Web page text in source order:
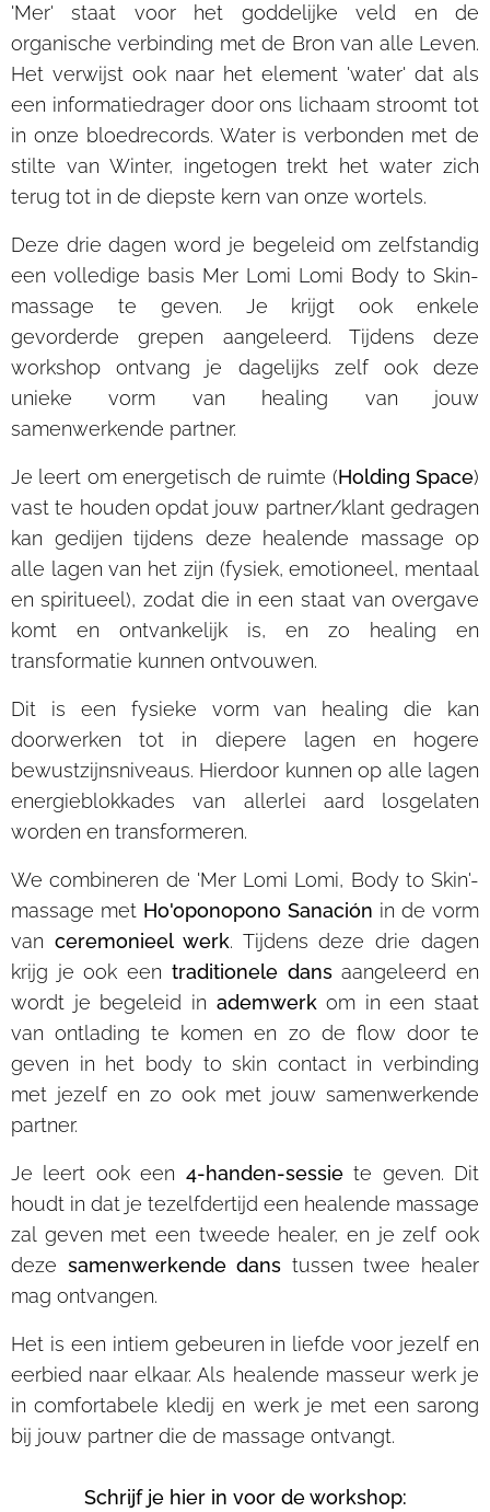
'Mer' staat voor het goddelijke veld en de
organische verbinding met de Bron van alle Leven.
Het verwijst ook naar het element 'water' dat als
een informatiedrager door ons lichaam stroomt tot
in onze bloedrecords. Water is verbonden met de
stilte van Winter, ingetogen trekt het water zich
terug tot in de diepste kern van onze wortels.
Deze drie dagen word je begeleid om zelfstandig
een volledige basis Mer Lomi Lomi Body to Skin-
massage te geven. Je krijgt ook enkele
gevorderde grepen aangeleerd. Tijdens deze
workshop ontvang je dagelijks zelf ook deze
unieke vorm van healing van jouw
samenwerkende partner.
Je leert om energetisch de ruimte (Holding Space)
vast te houden opdat jouw partner/klant gedragen
kan gedijen tijdens deze healende massage op
alle lagen van het zijn (fysiek, emotioneel, mentaal
en spiritueel), zodat die in een staat van overgave
komt en ontvankelijk is, en zo healing en
transformatie kunnen ontvouwen.
Dit is een fysieke vorm van healing die kan
doorwerken tot in diepere lagen en hogere
bewustzijnsniveaus. Hierdoor kunnen op alle lagen
energieblokkades van allerlei aard losgelaten
worden en transformeren.
We combineren de 'Mer Lomi Lomi, Body to Skin'-
massage met Ho'oponopono Sanación in de vorm
van ceremonieel werk. Tijdens deze drie dagen
krijg je ook een traditionele dansaangeleerd en
wordt je begeleid in ademwerkom in een staat
van ontlading te komen en zo de flow door te
geven in het body to skin contact in verbinding
met jezelf en zo ook met jouw samenwerkende
partner.
Je leert ook een 4-handen-sessiete geven. Dit
houdt in dat je tezelfdertijd een healende massage
zal geven met een tweede healer, en je zelf ook
deze samenwerkende dans tussen twee healer
mag ontvangen.
Het is een intiem gebeuren in liefde voor jezelf en
eerbied naar elkaar. Als healende masseur werk je
in comfortabele kledij en werk je met een sarong
bij jouw partner die de massage ontvangt.
Schrijf je hier in voor de workshop: